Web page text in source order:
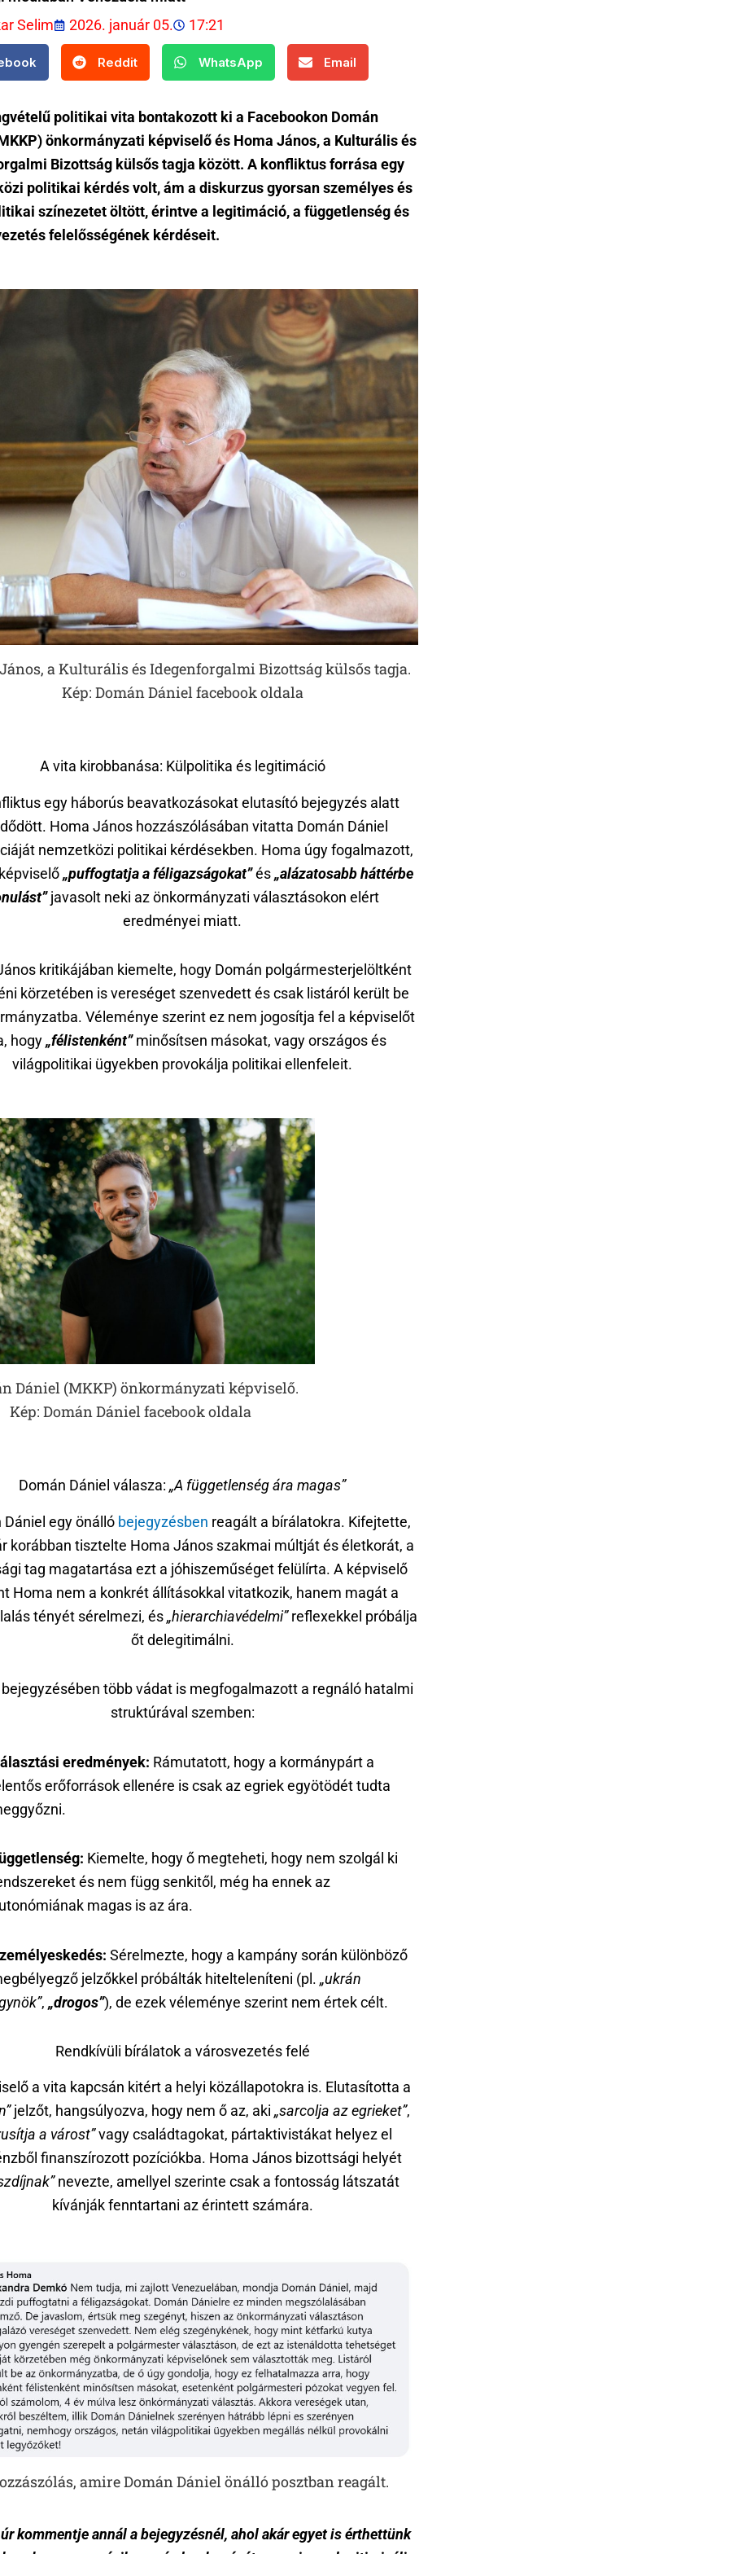
Selim
2026. január 05. 17:21
Reddit WhatsApp Email
politikai vita bontakozott ki a Facebookon Domán
önkormányzati képviselő és Homa János, a Kulturális és
Bizottság külsős tagja között. A konfliktus forrása egy
politikai kérdés volt, ám a diskurzus gyorsan személyes és
színezetet öltött, érintve a legitimáció, a függetlenség és
felelősségének kérdéseit.
a Kulturális és Idegenforgalmi Bizottság külsős tagja.
Kép: Domán Dániel facebook oldala
A vita kirobbanása: Külpolitika és legitimáció
egy háborús beavatkozásokat elutasító bejegyzés alatt
Homa János hozzászólásában vitatta Domán Dániel
nemzetközi politikai kérdésekben. Homa úgy fogalmazott,
„puffogtatja a féligazságokat”és„alázatosabb háttérbe
javasolt neki az önkormányzati választásokon elért
eredményei miatt.
kritikájában kiemelte, hogy Domán polgármesterjelöltként
körzetében is vereséget szenvedett és csak listáról került be
Véleménye szerint ez nem jogosítja fel a képviselőt
hogy„félistenként”minősítsen másokat, vagy országos és
világpolitikai ügyekben provokálja politikai ellenfeleit.
Dániel (MKKP) önkormányzati képviselő.
Kép: Domán Dániel facebook oldala
Domán Dániel válasza: „A függetlenség ára magas”
Dániel egy önálló bejegyzésben reagált a bírálatokra. Kifejtette,
korábban tisztelte Homa János szakmai múltját és életkorát, a
tag magatartása ezt a jóhiszeműséget felülírta. A képviselő
Homa nem a konkrét állításokkal vitatkozik, hanem magát a
tényét sérelmezi, és„hierarchiavédelmi”reflexekkel próbálja
őt delegitimálni.
több vádat is megfogalmazott a regnáló hatalmi
struktúrával szemben:
eredmények: Rámutatott, hogy a kormánypárt a
erőforrások ellenére is csak az egriek egyötödét tudta
Kiemelte, hogy ő megteheti, hogy nem szolgál ki
és nem függ senkitől, még ha ennek az
magas is az ára.
Sérelmezte, hogy a kampány során különböző
jelzőkkel próbálták hitelteleníteni (pl. „ukrán
, „drogos”), de ezek véleménye szerint nem értek célt.
Rendkívüli bírálatok a városvezetés felé
a vita kapcsán kitért a helyi közállapotokra is. Elutasította a
jelzőt, hangsúlyozva, hogy nem ő az, aki „sarcolja az egrieket”,
a várost”vagy családtagokat, pártaktivistákat helyez el
finanszírozott pozíciókba. Homa János bizottsági helyét
nevezte, amellyel szerinte csak a fontosság látszatát
kívánják fenntartani az érintett számára.
amire Domán Dániel önálló posztban reagált.
kommentje annál a bejegyzésnél, ahol akár egyet is érthettünk